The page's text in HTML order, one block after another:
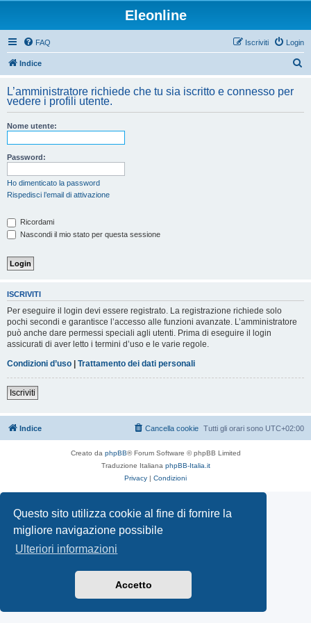
Questo sito utilizza cookie al fine di fornire la
migliore navigazione possibile
Ulteriori informazioni
Accetto
Eleonline
FAQ Login
Iscriviti
Indice
c
L’amministratore richiede che tu sia iscritto e connesso per
vedere i profili utente.
Nome utente:
Password:
Ho dimenticato la password
Rispedisci l’email di attivazione
Ricordami
Nascondi il mio stato per questa sessione
ISCRIVITI
Per eseguire il login devi essere registrato. La registrazione richiede solo
pochi secondi e garantisce l’accesso alle funzioni avanzate. L’amministratore
può anche dare permessi speciali agli utenti. Prima di eseguire il login
assicurati di aver letto i termini d’uso e le varie regole.
Condizioni d’uso | Trattamento dei dati personali
Iscriviti
Indice Tutti gli orari sono UTC+02:00
Cancella cookie
Creato da phpBB® Forum Software © phpBB Limited
Traduzione Italiana phpBB-Italia.it
Privacy | Condizioni